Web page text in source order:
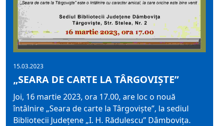
15.03.2023
„SEARA DE CARTE LA TÂRGOVIŞTE”
Joi, 16 martie 2023, ora 17.00, are loc o nouă
întâlnire „Seara de carte la Târgovişte”, la sediul
Bibliotecii Judeţene „I. H. Rădulescu” Dâmboviţa.